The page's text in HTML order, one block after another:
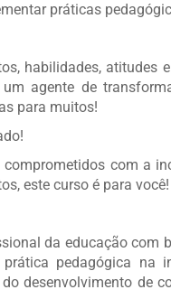
práticas
habilidades, atitudes
agente de
para muitos!
com a
este curso é para você!
da educação com
pedagógica na
desenvolvimento de